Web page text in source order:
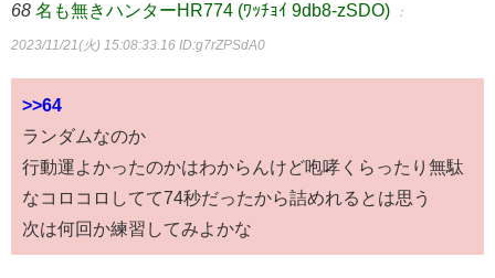
68 名も無きハンターHR774 (ﾜｯﾁｮｲ 9db8-zSDO) ：
2023/11/21(火) 15:08:33.16 ID:g7rZPSdA0
>>64
ランダムなのか
行動運よかったのかはわからんけど咆哮くらったり無駄
なコロコロしてて74秒だったから詰めれるとは思う
次は何回か練習してみよかな